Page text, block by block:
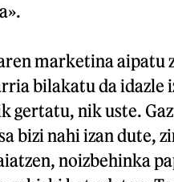
marketina aipatu
bilakatu da idazle
gertatu, nik uste.
bizi nahi izan dute,
noizbehinka